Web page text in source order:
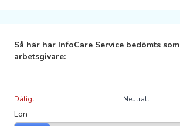
Så här har InfoCare Service bedömts som
arbetsgivare:
Dåligt Neutralt
Lön